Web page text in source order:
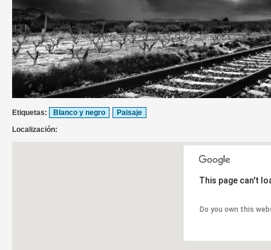
Etiquetas: Blanco y negro
Paisaje
Localización:
This page can't
Do you own this